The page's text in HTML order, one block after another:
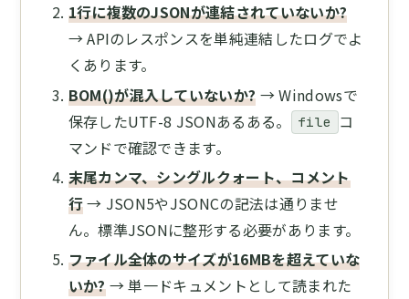
1行に複数のJSONが連結されていないか?
→ APIのレスポンスを単純連結したログでよ
くあります。
BOM()が混入していないか? → Windowsで
保存したUTF-8 JSONあるある。
file
コ
マンドで確認できます。
末尾カンマ、シングルクォート、コメント
行→ JSON5やJSONCの記法は通りませ
ん。標準JSONに整形する必要があります。
ファイル全体のサイズが16MBを超えていな
いか?→ 単一ドキュメントとして読まれた